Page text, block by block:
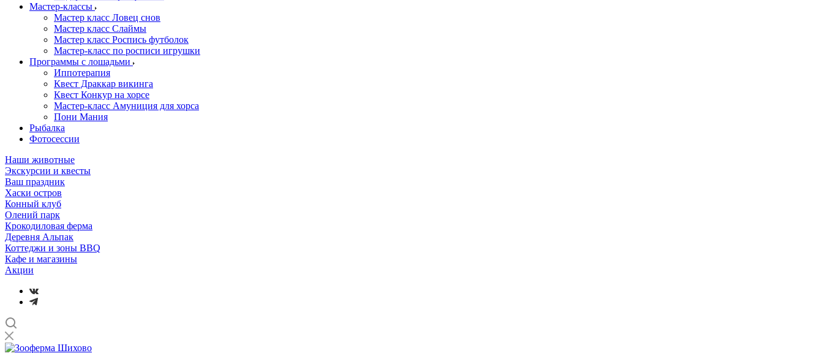
Мастер-классы
Мастер класс Ловец снов
Мастер класс Слаймы
Мастер класс Роспись футболок
Мастер-класс по росписи игрушки
Программы с лошадьми
Иппотерапия
Квест Драккар викинга
Квест Конкур на хорсе
Мастер-класс Амуниция для хорса
Пони Мания
Рыбалка
Фотосессии
Наши животные
Экскурсии и квесты
Ваш праздник
Хаски остров
Конный клуб
Олений парк
Крокодиловая ферма
Деревня Альпак
Коттеджи и зоны BBQ
Кафе и магазины
Акции